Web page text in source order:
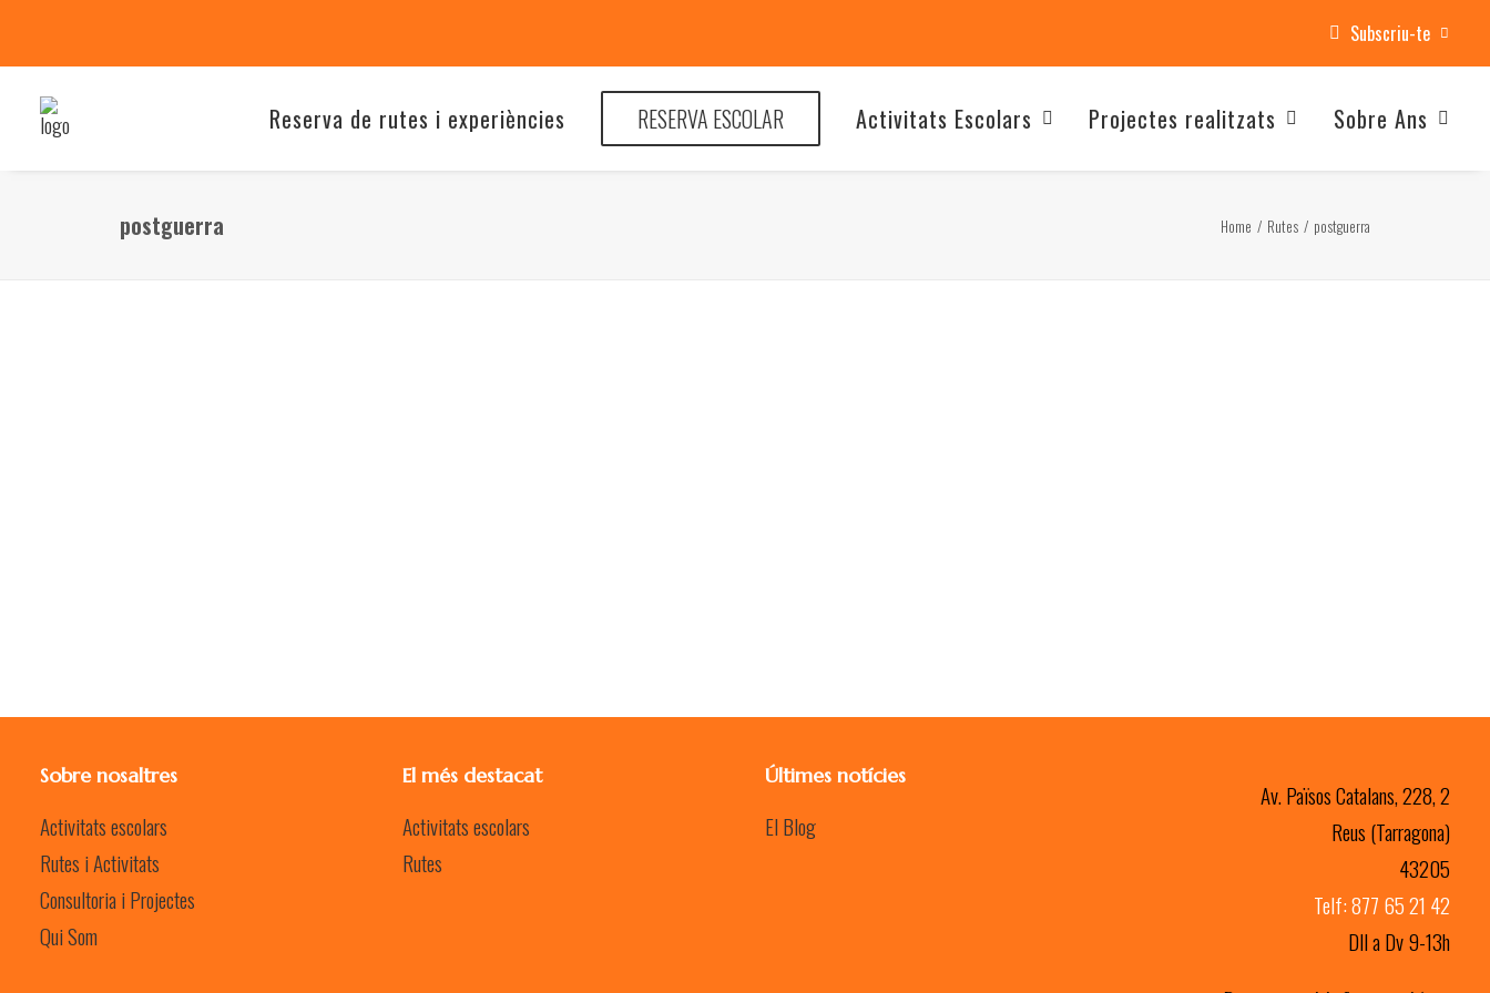
Subscriu-te
Reserva de rutes i experiències RESERVA ESCOLAR Activitats Escolars Projectes realitzats Sobre Ans
postguerra Home Rutes postguerra
Sobre nosaltres
Activitats escolars
Rutes i Activitats
Consultoria i Projectes
Qui Som
El més destacat
Activitats escolars
Rutes
Últimes notícies
El Blog
Av. Països Catalans, 228, 2
Reus (Tarragona)
43205
Telf: 877 65 21 42
Dll a Dv 9-13h